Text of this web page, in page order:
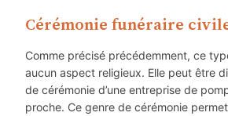
Cérémonie funéraire
Comme précisé précédemment, ce
aucun aspect religieux. Elle peut être
de cérémonie d’une entreprise de
proche. Ce genre de cérémonie